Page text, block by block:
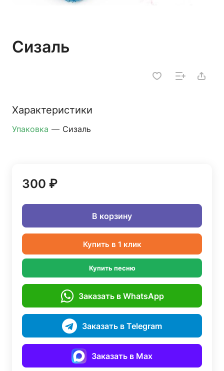
Сизаль
Характеристики
Упаковка — Сизаль
300 ₽
В корзину
Купить в 1 клик
Купить песню
Заказать в WhatsApp
Заказать в Telegram
Заказать в Max